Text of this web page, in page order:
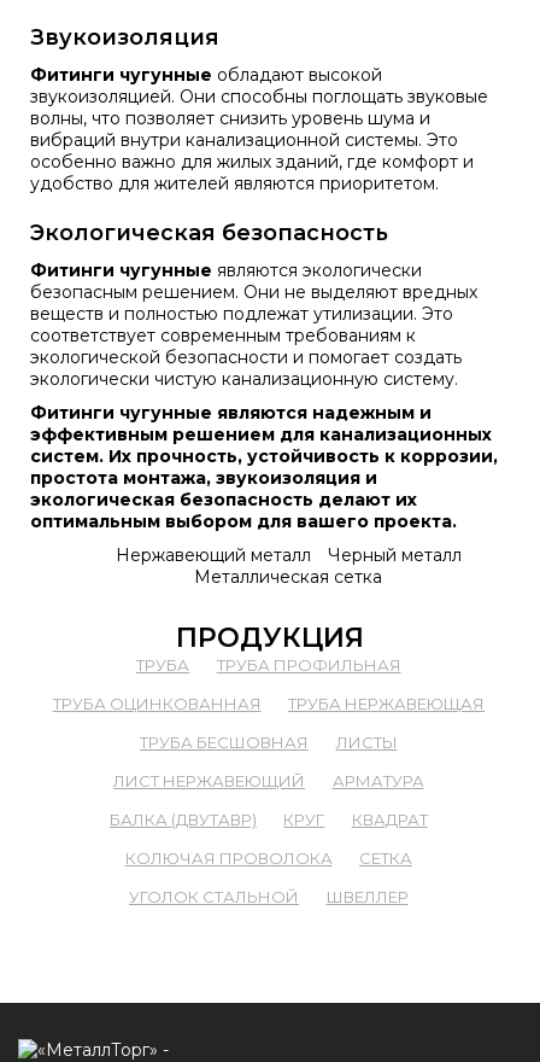
Звукоизоляция
Фитинги чугунные обладают высокой
звукоизоляцией. Они способны поглощать звуковые
волны, что позволяет снизить уровень шума и
вибраций внутри канализационной системы. Это
особенно важно для жилых зданий, где комфорт и
удобство для жителей являются приоритетом.
Экологическая безопасность
Фитинги чугунные являются экологически
безопасным решением. Они не выделяют вредных
веществ и полностью подлежат утилизации. Это
соответствует современным требованиям к
экологической безопасности и помогает создать
экологически чистую канализационную систему.
Фитинги чугунные являются надежным и
эффективным решением для канализационных
систем. Их прочность, устойчивость к коррозии,
простота монтажа, звукоизоляция и
экологическая безопасность делают их
оптимальным выбором для вашего проекта.
Нержавеющий металл
Черный металл
Металлическая сетка
ПРОДУКЦИЯ
ТРУБА
ТРУБА ПРОФИЛЬНАЯ
ТРУБА ОЦИНКОВАННАЯ
ТРУБА НЕРЖАВЕЮЩАЯ
ТРУБА БЕСШОВНАЯ
ЛИСТЫ
ЛИСТ НЕРЖАВЕЮЩИЙ
АРМАТУРА
БАЛКА (ДВУТАВР)
КРУГ
КВАДРАТ
КОЛЮЧАЯ ПРОВОЛОКА
СЕТКА
УГОЛОК СТАЛЬНОЙ
ШВЕЛЛЕР